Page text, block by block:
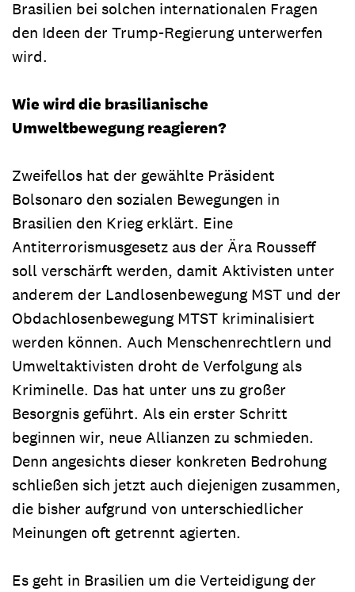
Brasilien bei solchen internationalen Fragen
den Ideen der Trump-Regierung unterwerfen
wird.
Wie wird die brasilianische
Umweltbewegung reagieren?
Zweifellos hat der gewählte Präsident
Bolsonaro den sozialen Bewegungen in
Brasilien den Krieg erklärt. Eine
Antiterrorismusgesetz aus der Ära Rousseff
soll verschärft werden, damit Aktivisten unter
anderem der Landlosenbewegung MST und der
Obdachlosenbewegung MTST kriminalisiert
werden können. Auch Menschenrechtlern und
Umweltaktivisten droht de Verfolgung als
Kriminelle. Das hat unter uns zu großer
Besorgnis geführt. Als ein erster Schritt
beginnen wir, neue Allianzen zu schmieden.
Denn angesichts dieser konkreten Bedrohung
schließen sich jetzt auch diejenigen zusammen,
die bisher aufgrund von unterschiedlicher
Meinungen oft getrennt agierten.
Es geht in Brasilien um die Verteidigung der